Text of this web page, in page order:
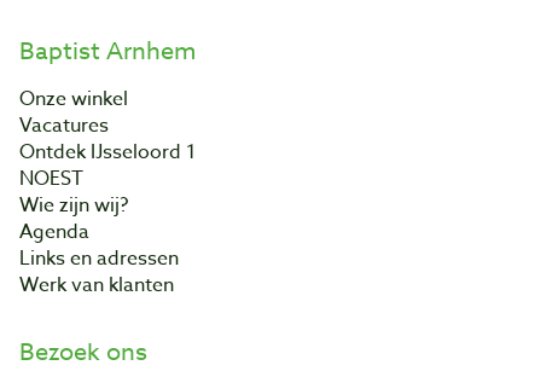
Baptist Arnhem
Onze winkel
Vacatures
Ontdek IJsseloord 1
NOEST
Wie zijn wij?
Agenda
Links en adressen
Werk van klanten
Bezoek ons